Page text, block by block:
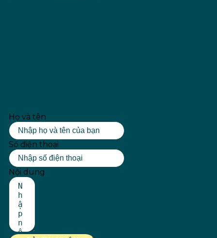
Họ và tên
Số điện thoại
Nội dung